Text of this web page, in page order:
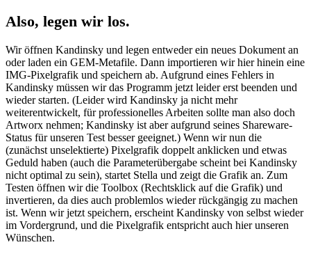
Also, legen wir los.
Wir öffnen Kandinsky und legen entweder ein neues Dokument an
oder laden ein GEM-Metafile. Dann importieren wir hier hinein eine
IMG-Pixelgrafik und speichern ab. Aufgrund eines Fehlers in
Kandinsky müssen wir das Programm jetzt leider erst beenden und
wieder starten. (Leider wird Kandinsky ja nicht mehr
weiterentwickelt, für professionelles Arbeiten sollte man also doch
Artworx nehmen; Kandinsky ist aber aufgrund seines Shareware-
Status für unseren Test besser geeignet.) Wenn wir nun die
(zunächst unselektierte) Pixelgrafik doppelt anklicken und etwas
Geduld haben (auch die Parameterübergabe scheint bei Kandinsky
nicht optimal zu sein), startet Stella und zeigt die Grafik an. Zum
Testen öffnen wir die Toolbox (Rechtsklick auf die Grafik) und
invertieren, da dies auch problemlos wieder rückgängig zu machen
ist. Wenn wir jetzt speichern, erscheint Kandinsky von selbst wieder
im Vordergrund, und die Pixelgrafik entspricht auch hier unseren
Wünschen.